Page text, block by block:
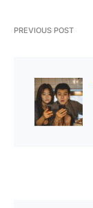
PREVIOUS POST